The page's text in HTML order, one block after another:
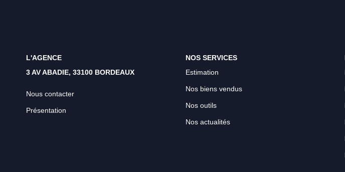
L'AGENCE
3 AV ABADIE, 33100 BORDEAUX
Nous contacter
Présentation
NOS SERVICES
Estimation
Nos biens vendus
Nos outils
Nos actualités